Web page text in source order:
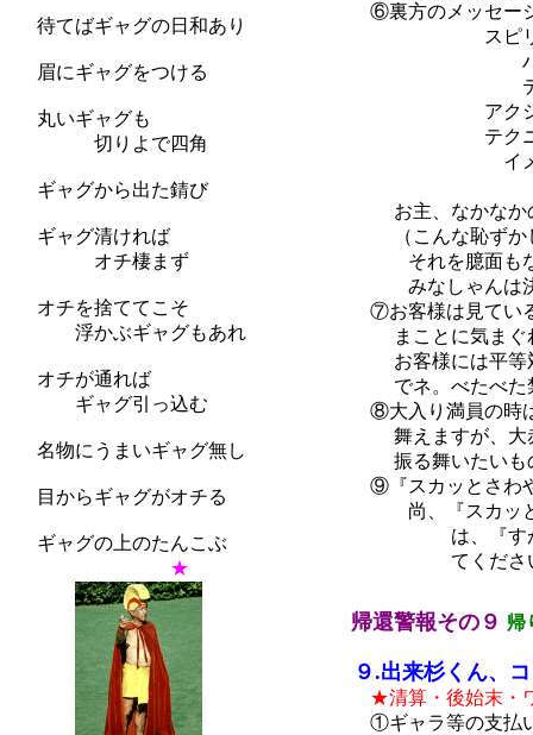
待てばギャグの日和あり
眉にギャグをつける
丸いギャグも
切りよで四角
ギャグから出た錆び
ギャグ清ければ
オチ棲まず
オチを捨ててこそ
浮かぶギャグもあれ
オチが通れば
ギャグ引っ込む
名物にうまいギャグ無し
目からギャグがオチる
ギャグの上のたんこぶ
★
⑥裏方のメッセージ
スピリッツは
ハートは
テーマは『
アクションは
テクニック
イメージ
お主、なかなかの
（こんな恥ずかし
それを臆面もなく
みなしゃんは決し
⑦お客様は見ている
まことに気まぐれ
お客様には平等対
でネ。べたべた禁
⑧大入り満員の時は
舞えますが、大赤
振る舞いたいもの
⑨『スカッとさわや
尚、『スカッとさ
は、『すがすがし
てください。（参
帰還警報その９ 帰
９.出来杉くん、
★清算・後始末・
①ギャラ等の支払い